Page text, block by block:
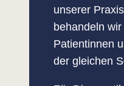
unserer
behandeln
Patientinnen
der gleichen